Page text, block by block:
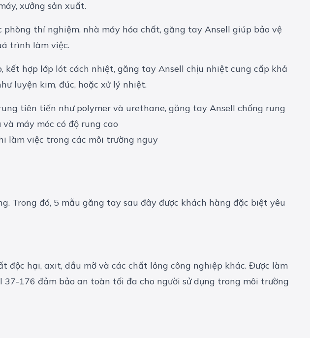
xưởng sản xuất.
thí nghiệm, nhà máy hóa chất, găng tay Ansell giúp bảo vệ
trình làm việc.
hợp lớp lót cách nhiệt, găng tay Ansell chịu nhiệt cung cấp khả
luyện kim, đúc, hoặc xử lý nhiệt.
tiên tiến như polymer và urethane, găng tay Ansell chống rung
máy móc có độ rung cao
Trong đó, 5 mẫu găng tay sau đây được khách hàng đặc biệt yêu
độc hại, axit, dầu mỡ và các chất lỏng công nghiệp khác. Được làm
176 đảm bảo an toàn tối đa cho người sử dụng trong môi trường